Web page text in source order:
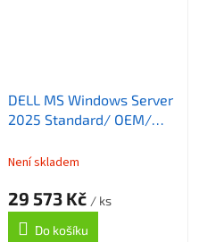
DELL MS Windows Server
2025 Standard/ OEM/
additional license/
licenci
Není skladem
29 573 Kč / ks
Do košíku